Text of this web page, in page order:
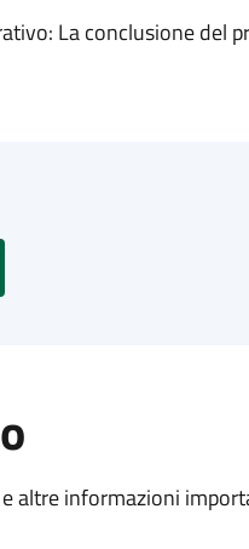
La conclusione del
altre informazioni